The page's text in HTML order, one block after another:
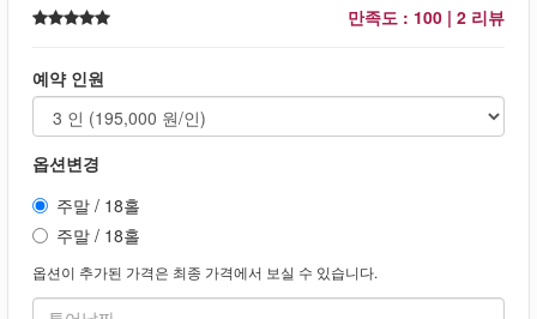
만족도 : 100 | 2 리뷰
예약 인원
옵션변경
주말 / 18홀
주말 / 18홀
옵션이 추가된 가격은 최종 가격에서 보실 수 있습니다.